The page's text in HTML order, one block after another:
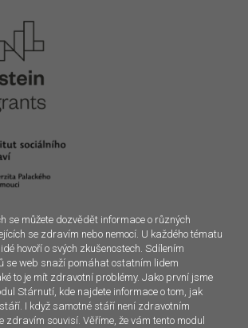
se můžete dozvědět informace o různých
se zdravím nebo nemocí. U každého tématu
hovoří o svých zkušenostech. Sdílením
se web snaží pomáhat ostatním lidem
to je mít zdravotní problémy. Jako první jsme
Stárnutí, kde najdete informace o tom, jak
I když samotné stáří není zdravotním
zdravím souvisí. Věříme, že vám tento modul